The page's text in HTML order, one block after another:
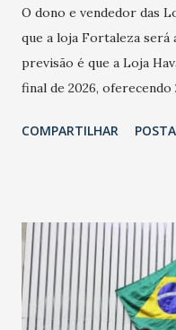
O dono e vendedor das
que a loja Fortaleza será
previsão é que a Loja
final de 2026,
Havan Fortaleza ainda
COMPARTILHAR